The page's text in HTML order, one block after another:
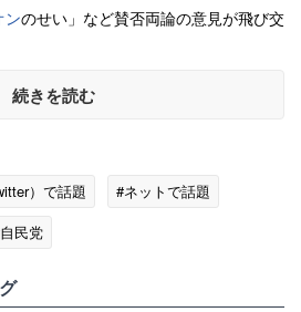
ンのせい」など賛否両論の意見が飛び交
続きを読む
）で話題
#ネットで話題
民党